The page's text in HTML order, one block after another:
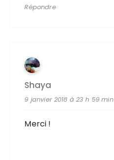
Répondre
Shaya
9 janvier 2018 à 23 h 59 min
Merci !